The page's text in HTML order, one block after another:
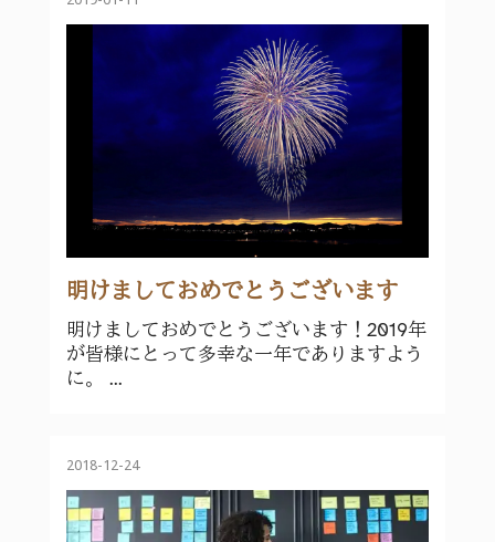
明けましておめでとうございます
明けましておめでとうございます！2019年
が皆様にとって多幸な一年でありますよう
に。 ...
2018-12-24